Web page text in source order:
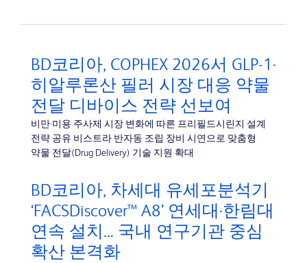
BD코리아, COPHEX 2026서 GLP-1·
히알루론산 필러 시장 대응 약물
전달 디바이스 전략 선보여
비만·미용 주사제 시장 변화에 따른 프리필드시린지 설계
전략 공유 비스트라 반자동 조립 장비 시연으로 맞춤형
약물 전달(Drug Delivery) 기술 지원 확대
BD코리아, 차세대 유세포분석기
‘FACSDiscover™ A8’ 연세대·한림대
연속 설치… 국내 연구기관 중심
확산 본격화